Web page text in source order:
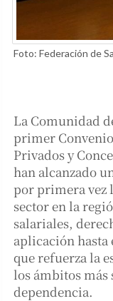
Foto: Federación de
La Comunidad
primer
Privados y
han alcanzado
por primera vez
sector en la
salariales,
aplicación hasta
que refuerza la
los ámbitos más
dependencia.